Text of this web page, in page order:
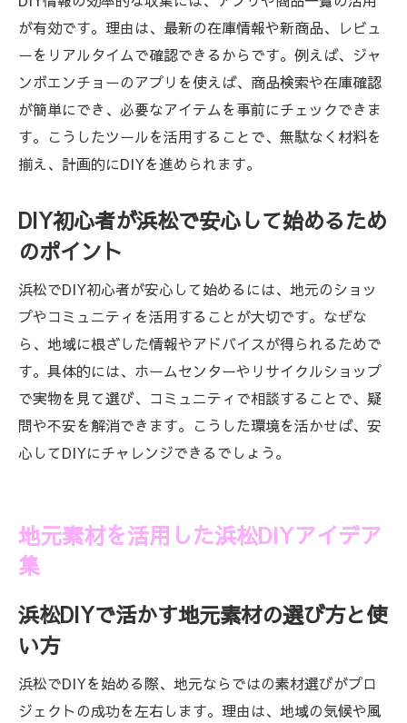
が有効です。理由は、最新の在庫情報や新商品、レビュ
ーをリアルタイムで確認できるからです。例えば、ジャ
ンボエンチョーのアプリを使えば、商品検索や在庫確認
が簡単にでき、必要なアイテムを事前にチェックできま
す。こうしたツールを活用することで、無駄なく材料を
揃え、計画的にDIYを進められます。
DIY初心者が浜松で安心して始めるため
のポイント
浜松でDIY初心者が安心して始めるには、地元のショッ
プやコミュニティを活用することが大切です。なぜな
ら、地域に根ざした情報やアドバイスが得られるためで
す。具体的には、ホームセンターやリサイクルショップ
で実物を見て選び、コミュニティで相談することで、疑
問や不安を解消できます。こうした環境を活かせば、安
心してDIYにチャレンジできるでしょう。
地元素材を活用した浜松DIYアイデア
集
浜松DIYで活かす地元素材の選び方と使
い方
浜松でDIYを始める際、地元ならではの素材選びがプロ
ジェクトの成功を左右します。理由は、地域の気候や風